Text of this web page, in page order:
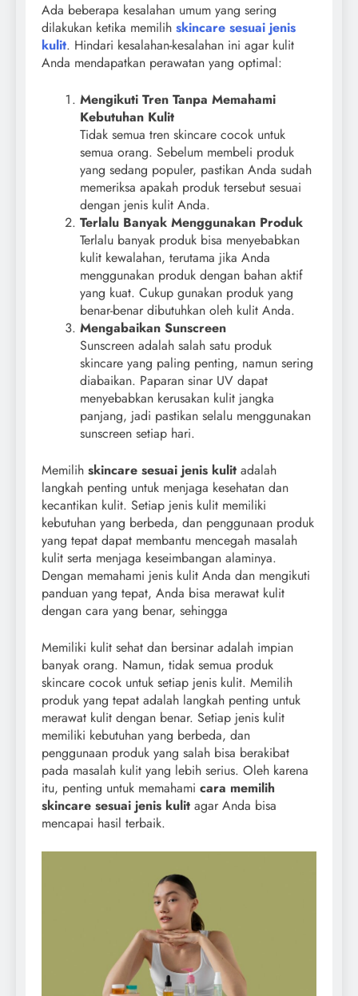
Ada beberapa kesalahan umum yang sering
dilakukan ketika memilih skincare sesuai jenis
kulit. Hindari kesalahan-kesalahan ini agar kulit
Anda mendapatkan perawatan yang optimal:
Mengikuti Tren Tanpa Memahami
Kebutuhan Kulit
Tidak semua tren skincare cocok untuk
semua orang. Sebelum membeli produk
yang sedang populer, pastikan Anda sudah
memeriksa apakah produk tersebut sesuai
dengan jenis kulit Anda.
Terlalu Banyak Menggunakan Produk
Terlalu banyak produk bisa menyebabkan
kulit kewalahan, terutama jika Anda
menggunakan produk dengan bahan aktif
yang kuat. Cukup gunakan produk yang
benar-benar dibutuhkan oleh kulit Anda.
Mengabaikan Sunscreen
Sunscreen adalah salah satu produk
skincare yang paling penting, namun sering
diabaikan. Paparan sinar UV dapat
menyebabkan kerusakan kulit jangka
panjang, jadi pastikan selalu menggunakan
sunscreen setiap hari.
Memilih skincare sesuai jenis kulit adalah
langkah penting untuk menjaga kesehatan dan
kecantikan kulit. Setiap jenis kulit memiliki
kebutuhan yang berbeda, dan penggunaan produk
yang tepat dapat membantu mencegah masalah
kulit serta menjaga keseimbangan alaminya.
Dengan memahami jenis kulit Anda dan mengikuti
panduan yang tepat, Anda bisa merawat kulit
dengan cara yang benar, sehingga
Memiliki kulit sehat dan bersinar adalah impian
banyak orang. Namun, tidak semua produk
skincare cocok untuk setiap jenis kulit. Memilih
produk yang tepat adalah langkah penting untuk
merawat kulit dengan benar. Setiap jenis kulit
memiliki kebutuhan yang berbeda, dan
penggunaan produk yang salah bisa berakibat
pada masalah kulit yang lebih serius. Oleh karena
itu, penting untuk memahami cara memilih
skincare sesuai jenis kulit agar Anda bisa
mencapai hasil terbaik.